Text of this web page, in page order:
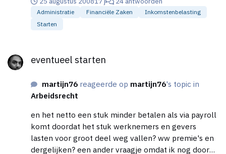
met met bezigheden niet meer als als 12000 pj om
te zetten. dit jaar nog maar 4000 ) zou hebben dan
zorg ik wel dat ik er nog 1 of 2 bij ga krijgen.
als camjo filmpjes samen met een freelance
vormgevingen grotendeels de inhoud (een paar
kriteria waar we ons aan moeten houden van de
opdrachtgever) zou hier voor de belastingdienst
aanneembaar sprake kunnen zijn van een
dienstverband? qua 19% inkomende btw verwacht ik
zeker onder de 1300 euro pj uit te komen. wat ik in
Administratie Financiële Zaken
Inkomstenbelasting
Starten
eventueel starten
martijn76 reageerde op martijn76's topic in
Arbeidsrecht
en het netto een stuk minder betalen als via payroll
komt doordat het stuk werknemers en gevers
lasten voor groot deel weg vallen? ww premie's en
dergelijken? een ander vraagje omdat ik nog door